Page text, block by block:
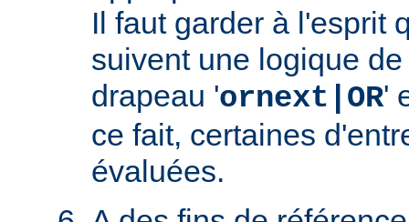
Il faut garder à l'esprit
suivent une logique
drapeau 'ornext|OR'
ce fait, certaines
évaluées.